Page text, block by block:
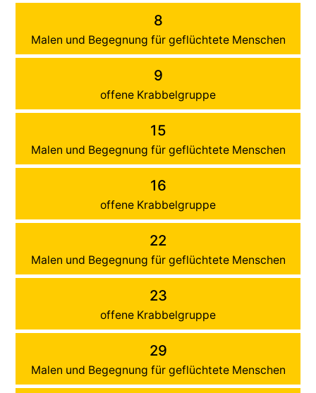
8
Malen und Begegnung für geflüchtete Menschen
9
offene Krabbelgruppe
15
Malen und Begegnung für geflüchtete Menschen
16
offene Krabbelgruppe
22
Malen und Begegnung für geflüchtete Menschen
23
offene Krabbelgruppe
29
Malen und Begegnung für geflüchtete Menschen